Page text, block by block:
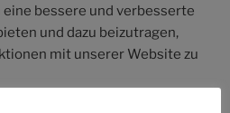
eine bessere und verbesserte
und dazu beizutragen,
mit unserer Website zu